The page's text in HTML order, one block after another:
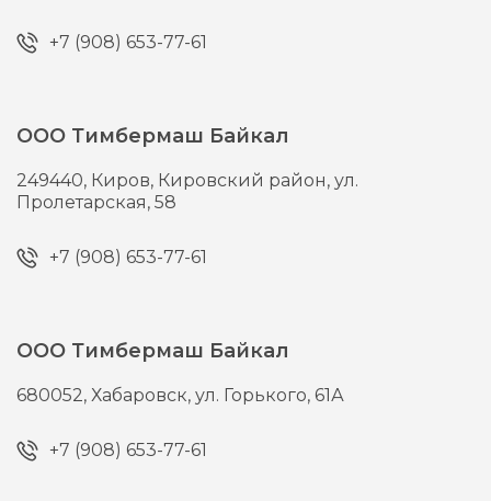
+7 (908) 653-77-61
ООО Тимбермаш Байкал
249440, Киров, Кировский район, ул.
Пролетарская, 58
+7 (908) 653-77-61
ООО Тимбермаш Байкал
680052,Хабаровск,ул. Горького, 61А
+7 (908) 653-77-61